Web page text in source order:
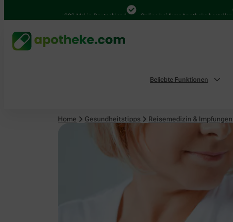
4.000 Mal in Deutschland Online bei Ihrer Apotheke bestellen
Beliebte Funktionen
Home Gesundheitstipps Reisemedizin & Impfungen
Reisemedizin & Impfungen